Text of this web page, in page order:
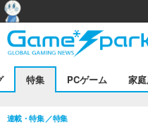
特集 PCゲーム 家庭
連載・特集 特集